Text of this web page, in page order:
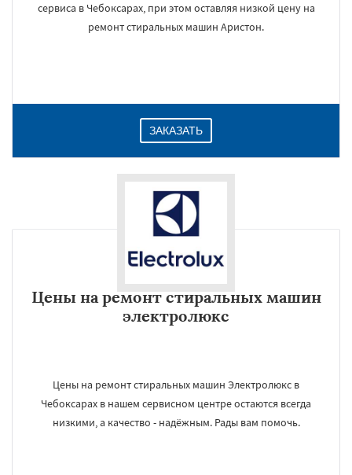
сервиса в Чебоксарах, при этом оставляя низкой цену на
ремонт стиральных машин Аристон.
ЗАКАЗАТЬ
Цены на ремонт стиральных машин
электролюкс
Цены на ремонт стиральных машин Электролюкс в
Чебоксарах в нашем сервисном центре остаются всегда
низкими, а качество - надёжным. Рады вам помочь.